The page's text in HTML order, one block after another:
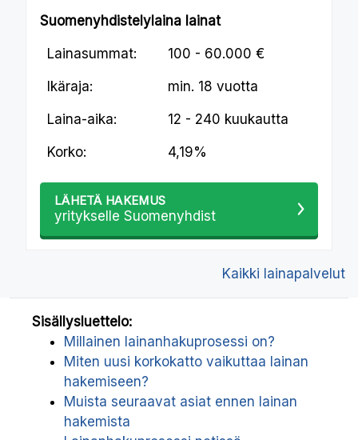
Suomenyhdistelylaina lainat
Lainasummat: 100 - 60.000 €
Ikäraja: min. 18 vuotta
Laina-aika: 12 - 240 kuukautta
Korko: 4,19%
LÄHETÄ HAKEMUS
yritykselle Suomenyhdist
Kaikki lainapalvelut
Sisällysluettelo:
Millainen lainanhakuprosessi on?
Miten uusi korkokatto vaikuttaa lainan
hakemiseen?
Muista seuraavat asiat ennen lainan
hakemista